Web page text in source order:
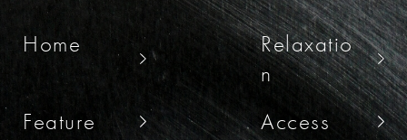
Home
Relaxatio
n
Feature
Access